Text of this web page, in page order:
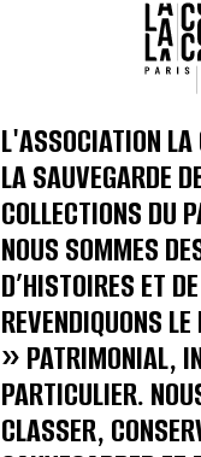
L'ASSOCIATION LA
LA SAUVEGARDE
COLLECTIONS DU
NOUS SOMMES
D’HISTOIRES ET
REVENDIQUONS
» PATRIMONIAL,
PARTICULIER.
CLASSER,